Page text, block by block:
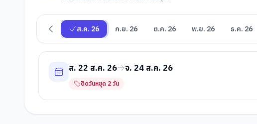
ส.ค. 26 ก.ย. 26 ต.ค. 26 พ.ย. 26 ธ.ค. 26
ส. 22 ส.ค. 26 จ. 24 ส.ค. 26
ติดวันหยุด 2 วัน